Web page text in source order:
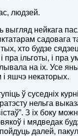
людзей.
выгляд нейкага
садовага
хто будзе
ільготы, і пра
на іх. Усе
і яшчэ некаторых.
ў суседніх
нельга
З іх боку
і мядведак
далей,